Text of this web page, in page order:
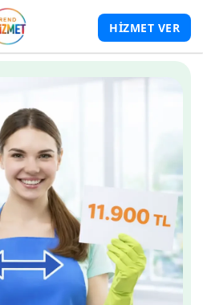
HİZMET VER